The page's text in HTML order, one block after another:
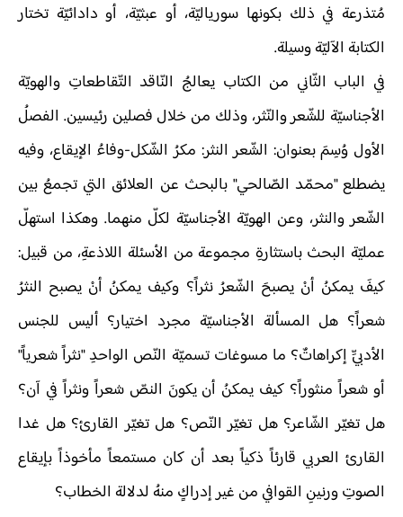
مُتذرعة في ذلك بكونها سورياليّة، أو عبثيّة، أو دادائيّة تختار
الكتابة الآليّة وسيلة.
في الباب الثّاني من الكتاب يعالجُ النّاقد التّقاطعاتِ والهويّة
الأجناسيّة للشّعر والنّثر، وذلك من خلال فصلين رئيسين. الفصلُ
الأول وُسِمَ بعنوان: الشّعر النثر: مكرُ الشّكل-وفاءُ الإيقاع، وفيه
يضطلع "محمّد الصّالحي" بالبحث عن العلائق التي تجمعُ بين
الشّعر والنثر، وعن الهويّة الأجناسيّة لكلّ منهما. وهكذا استهلّ
عمليّة البحث باستثارةِ مجموعة من الأسئلة اللاذعةِ، من قبيل:
كيفَ يمكنُ أنْ يصبحَ الشّعرُ نثراً؟ وكيف يمكنُ أنْ يصبح النثرُ
شعراً؟ هل المسألة الأجناسيّة مجرد اختيار؟ أليس للجنس
الأدبيِّ إكراهاتٌ؟ ما مسوغات تسميّة النّص الواحدِ "نثراً شعرياً"
أو شعراً منثوراً؟ كيف يمكنُ أن يكونَ النصّ شعراً ونثراً في آن؟
هل تغيّر الشّاعر؟ هل تغيّر النّص؟ هل تغيّر القارئ؟ هل غدا
القارئ العربي قارئاً ذكياً بعد أن كان مستمعاً مأخوذاً بإيقاع
الصوتِ ورنينِ القوافي من غير إدراكٍ منهُ لدلالة الخطاب؟